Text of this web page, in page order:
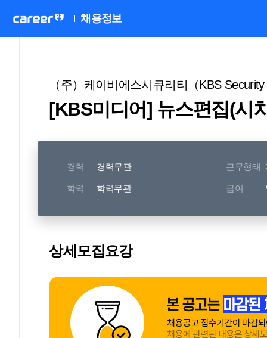
채용정보
（주）케이비에스시큐리티（KBS
[KBS미디어] 뉴스편집(시
경력 경력무관 근무형태
학력 학력무관 급여
상세모집요강